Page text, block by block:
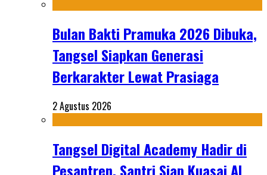
Bulan Bakti Pramuka 2026 Dibuka,
Tangsel Siapkan Generasi
Berkarakter Lewat Prasiaga
2 Agustus 2026
Tangsel Digital Academy Hadir di
Pesantren, Santri Siap Kuasai AI